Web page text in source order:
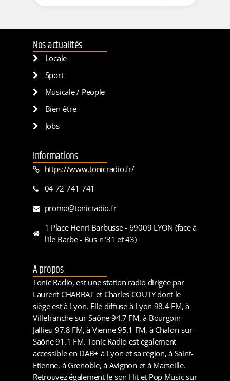
Nos actualités
Locale
Sport
Musicale / People
Bien-être
Jobs
Informations
https://www.tonicradio.fr/
04 72 741 741
promo@tonicradio.fr
1 Place Henri Barbusse - 69009 LYON (face à
l'Ile Barbe - Bus n°31 et 43)
A propos
Tonic Radio, est une station radio dirigée par
Laurent CHABBAT et Charles COUTY dont le
siège est à Lyon. Elle diffuse à Lyon 98.4 FM, à
Villefranche-sur-Saône 94.7 FM, à Bourgoin-
Jallieu 97.8 FM, à Vienne 95.1 FM, à Chalon-sur-
Saône 91.1 FM. Tonic Radio est également
accessible en DAB+ à Lyon et sa région, à Saint-
Etienne, à Grenoble, à Avignon et à Marseille.
Retrouvez également le son Hit et Pop Music sur